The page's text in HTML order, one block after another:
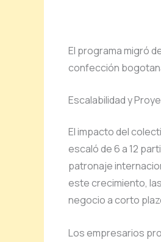
El programa migró
confección
Escalabilidad y
El impacto del
escaló de 6 a 12
patronaje
este crecimiento,
negocio a corto
Los empresarios